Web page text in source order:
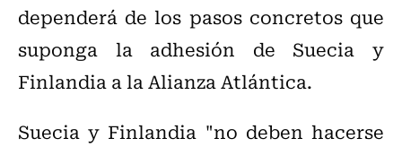
dependerá de los pasos concretos que
suponga la adhesión de Suecia y
Finlandia a la Alianza Atlántica.
Suecia y Finlandia "no deben hacerse